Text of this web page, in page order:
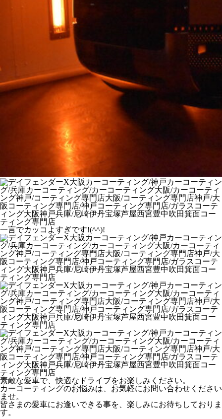
一言でカッコよすぎです!(^^)!
素敵な愛車で、快適なドライブをお楽しみください。
カーコーティングのお悩みは、お気軽にお問い合わせください
ませ。
皆さまの愛車にお逢いできる事を、楽しみにお待ちしておりま
す。